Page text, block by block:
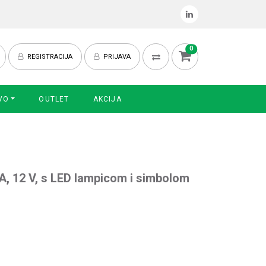
REGISTRACIJA PRIJAVA
0
OUTLET AKCIJA
12 V, s LED lampicom i simbolom